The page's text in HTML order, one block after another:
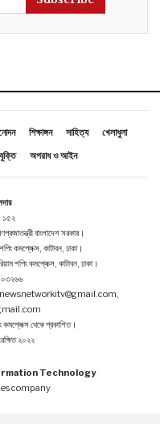
শিক্ষাঙ্গন সাহিত্য
খেলাধুলা
অপরাধ ও আইন
১৫২
বাংলাদেশ সরকার।
কমপ্লেক্স, কাটাবন, ঢাকা।
শপিং কমপ্লেক্স, কাটাবন, ঢাকা।
কমপ্লেক্স থেকে প্রকাশিত।
২০২২
Technology
company